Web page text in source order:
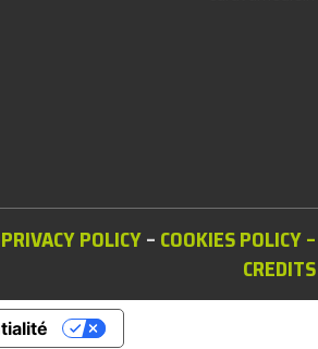
PRIVACY POLICY– COOKIES POLICY–
CREDITS